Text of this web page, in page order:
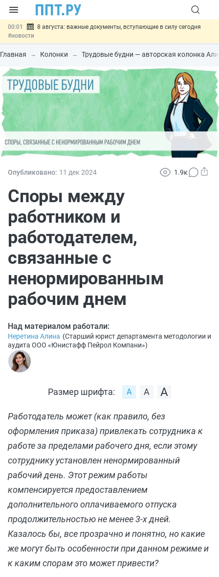
00:01
8 августа: важные документы, вступающие в силу сегодня
#новости
07.08 Подписан закон о блокировке продажи опасных товаров через
«Честный знак»#новости
07.08 Госпошлину за устранение ошибок в документах предлагают
отменить#новости
Разработают единые критерии трудовых и ГПХ-
#новости
Главная Колонки Трудовые будни — авторская колонка
Опубликовано: 11 дек 2024 1.9к
Споры между
работником и
работодателем,
связанные с
ненормированным
рабочим днем
Над материалом работали:
Неретина Алина (Старший юрист департамента методологии и
аудита ООО «Юнистафф Пейрол Компани»)
Размер шрифта:
Работодатель может (как правило, без
оформления приказа) привлекать сотрудника к
работе за пределами рабочего дня, если этому
сотруднику установлен ненормированный
рабочий день. Этот режим работы
компенсируется предоставлением
дополнительного оплачиваемого отпуска
продолжительностью не менее 3-х дней.
Казалось бы, все прозрачно и понятно, но какие
же могут быть особенности при данном режиме и
к каким спорам это может привести?